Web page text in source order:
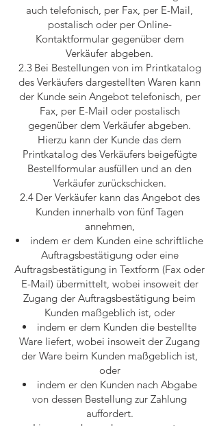
auch telefonisch, per Fax, per E-Mail,
postalisch oder per Online-
Kontaktformular gegenüber dem
Verkäufer abgeben.
2.3 Bei Bestellungen von im Printkatalog
des Verkäufers dargestellten Waren kann
der Kunde sein Angebot telefonisch, per
Fax, per E-Mail oder postalisch
gegenüber dem Verkäufer abgeben.
Hierzu kann der Kunde das dem
Printkatalog des Verkäufers beigefügte
Bestellformular ausfüllen und an den
Verkäufer zurückschicken.
2.4 Der Verkäufer kann das Angebot des
Kunden innerhalb von fünf Tagen
annehmen,
indem er dem Kunden eine schriftliche
Auftragsbestätigung oder eine
Auftragsbestätigung in Textform (Fax oder
E-Mail) übermittelt, wobei insoweit der
Zugang der Auftragsbestätigung beim
Kunden maßgeblich ist, oder
indem er dem Kunden die bestellte
Ware liefert, wobei insoweit der Zugang
der Ware beim Kunden maßgeblich ist,
oder
indem er den Kunden nach Abgabe
von dessen Bestellung zur Zahlung
auffordert.